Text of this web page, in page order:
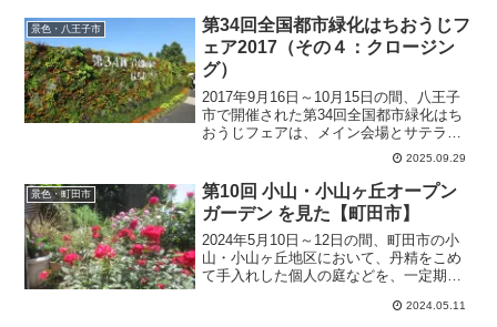
景色・八王子市
第34回全国都市緑化はちおうじフ
ェア2017（その４：クロージン
グ）
2017年9月16日～10月15日の間、八王子
市で開催された第34回全国都市緑化はち
おうじフェアは、メイン会場とサテライ
ト会場への来場者数は71万人で、計画を
2025.09.29
景色・町田市
第10回 小山・小山ヶ丘オープン
ガーデン を見た【町田市】
2024年5月10日～12日の間、町田市の小
山・小山ヶ丘地区において、丹精をこめ
て手入れした個人の庭などを、一定期間
2024.05.11